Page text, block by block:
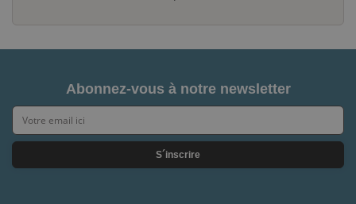
Abonnez-vous à notre newsletter
S´inscrire